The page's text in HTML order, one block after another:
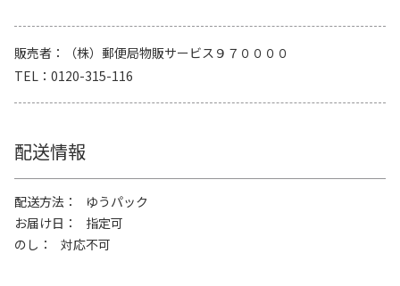
販売者
（株）郵便局物販サービス９７００００
TEL
0120-315-116
配送情報
配送方法
ゆうパック
お届け日
指定可
のし
対応不可